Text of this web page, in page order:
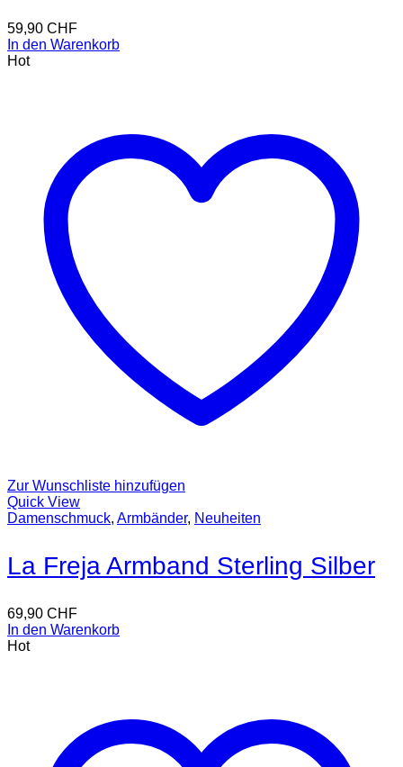
59,90 CHF
In den Warenkorb
Hot
Zur Wunschliste hinzufügen
Quick View
Damenschmuck, Armbänder, Neuheiten
La Freja Armband Sterling Silber
69,90 CHF
In den Warenkorb
Hot